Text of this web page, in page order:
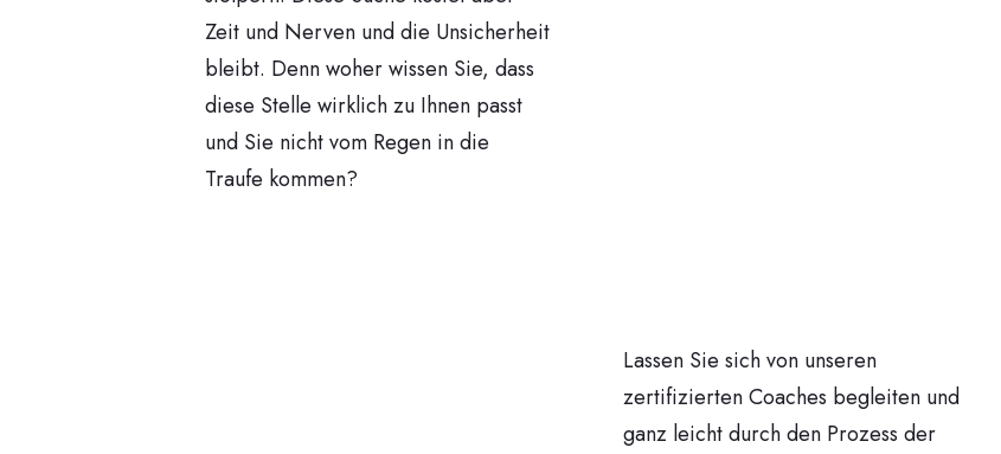
Zeit und Nerven und die Unsicherheit
bleibt. Denn woher wissen Sie, dass
diese Stelle wirklich zu Ihnen passt
und Sie nicht vom Regen in die
Traufe kommen?
Lassen Sie sich von unseren
zertifizierten Coaches begleiten und
ganz leicht durch den Prozess der